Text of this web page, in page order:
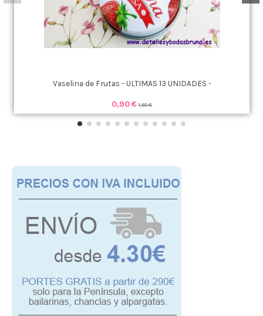
Vaselina de Frutas - ULTIMAS 13 UNIDADES -
0,90 € 1,50 €